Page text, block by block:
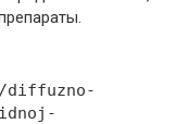
diffuzno-